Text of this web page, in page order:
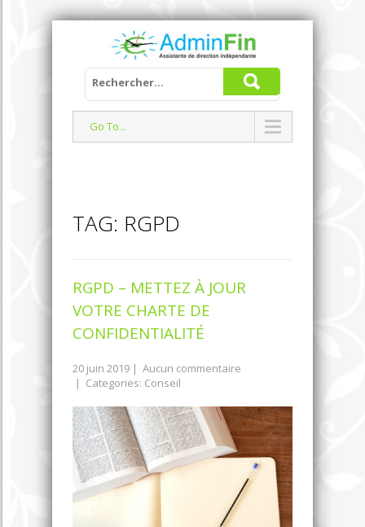
Go To...
TAG: RGPD
RGPD – METTEZ À JOUR
VOTRE CHARTE DE
CONFIDENTIALITÉ
20 juin 2019 | Aucun commentaire
| Categories: Conseil